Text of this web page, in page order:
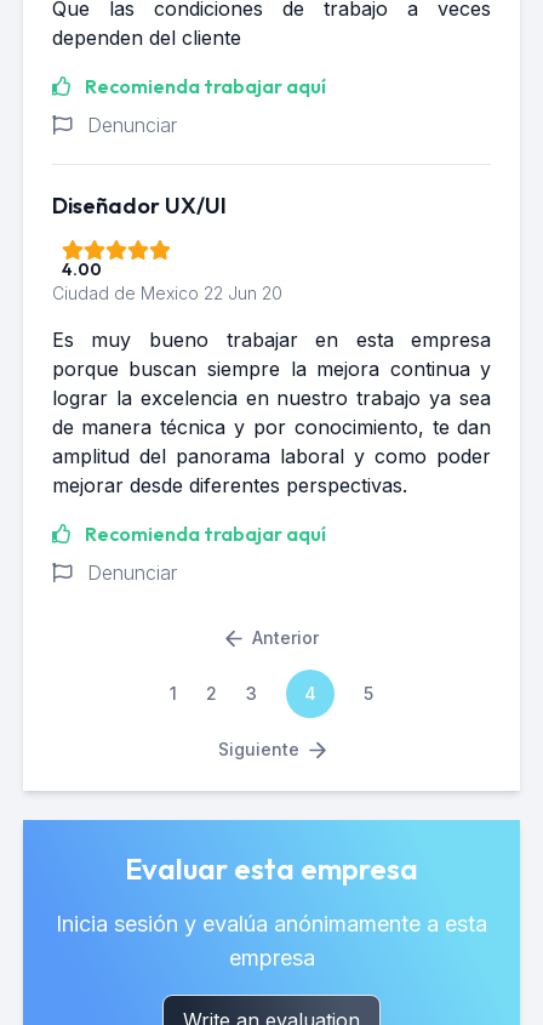
Que las condiciones de trabajo a veces
dependen del cliente
Recomienda trabajar aquí
Denunciar
Diseñador UX/UI
4.00
Ciudad de Mexico 22 Jun 20
Es muy bueno trabajar en esta empresa
porque buscan siempre la mejora continua y
lograr la excelencia en nuestro trabajo ya sea
de manera técnica y por conocimiento, te dan
amplitud del panorama laboral y como poder
mejorar desde diferentes perspectivas.
Recomienda trabajar aquí
Denunciar
Anterior
1 2 3 4 5
Siguiente
Evaluar esta empresa
Inicia sesión y evalúa anónimamente a esta
empresa
Write an evaluation